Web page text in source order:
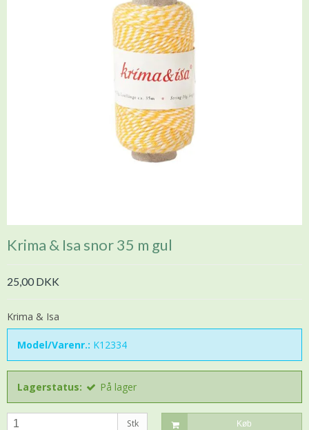
Krima & Isa snor 35 m gul
25,00 DKK
Krima & Isa
Model/Varenr.: K12334
Lagerstatus: På lager
Stk Køb